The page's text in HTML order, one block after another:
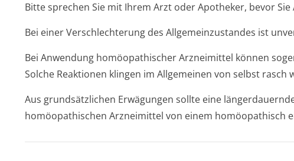
Bitte sprechen Sie mit Ihrem Arzt oder Apotheker, bevor Sie
Bei einer Verschlechterung des Allgemeinzustandes ist
Bei Anwendung homöopathischer Arzneimittel können
Solche Reaktionen klingen im Allgemeinen von selbst rasch
Aus grundsätzlichen Erwägungen sollte eine
homöopathischen Arzneimittel von einem homöopathisch